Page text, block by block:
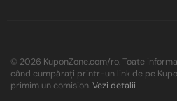
© 2026 KuponZone.com/ro. Toate
când cumpărați printr-un link de pe
primim un comision.Vezi detalii